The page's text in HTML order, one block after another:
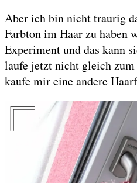
Aber ich bin nicht traurig
Farbton im Haar zu haben
Experiment und das kann
laufe jetzt nicht gleich
kaufe mir eine andere